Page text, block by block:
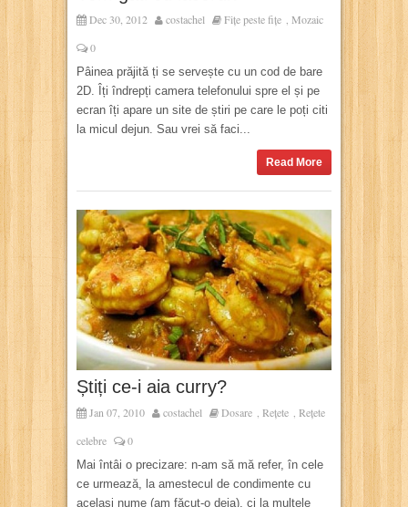
Dec 30, 2012 costachel Fițe peste fițe , Mozaic
0
Pâinea prăjită ți se servește cu un cod de bare
2D. Îți îndrepți camera telefonului spre el și pe
ecran îți apare un site de știri pe care le poți citi
la micul dejun. Sau vrei să faci...
Read More
Știți ce-i aia curry?
Jan 07, 2010 costachel Dosare Rețete
Rețete
celebre
0
Mai întâi o precizare: n-am să mă refer, în cele
ce urmează, la amestecul de condimente cu
același nume (am făcut-o deja), ci la multele